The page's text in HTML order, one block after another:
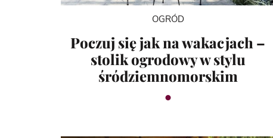
OGRÓD
Poczuj się jak na wakacjach –
stolik ogrodowy w stylu
śródziemnomorskim